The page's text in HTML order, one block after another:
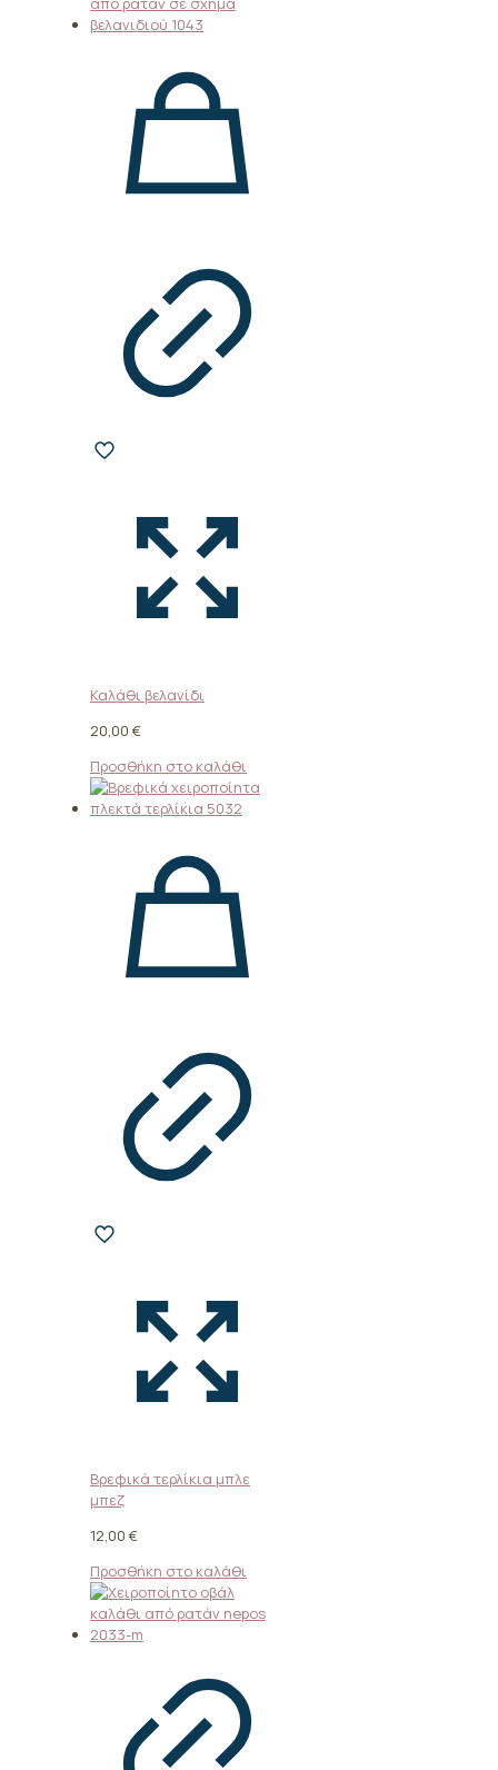
Καλάθι βελανίδι
20,00 €
Προσθήκη στο καλάθι
Βρεφικά τερλίκια μπλε
μπεζ
12,00 €
Προσθήκη στο καλάθι